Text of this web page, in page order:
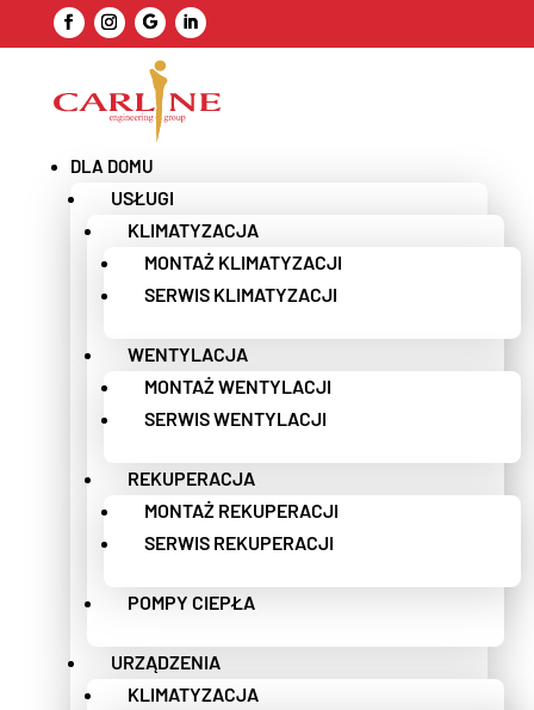
DLA DOMU
USŁUGI
KLIMATYZACJA
MONTAŻ KLIMATYZACJI
SERWIS KLIMATYZACJI
WENTYLACJA
MONTAŻ WENTYLACJI
SERWIS WENTYLACJI
REKUPERACJA
MONTAŻ REKUPERACJI
SERWIS REKUPERACJI
POMPY CIEPŁA
URZĄDZENIA
KLIMATYZACJA